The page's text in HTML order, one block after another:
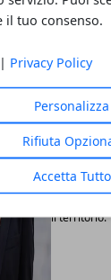
il tuo consenso.
| Privacy Policy
Personalizza
Rifiuta
Accetta Tutto
Fabiana
Fabiana
creator di
lifestyle
Racconta
il territorio.